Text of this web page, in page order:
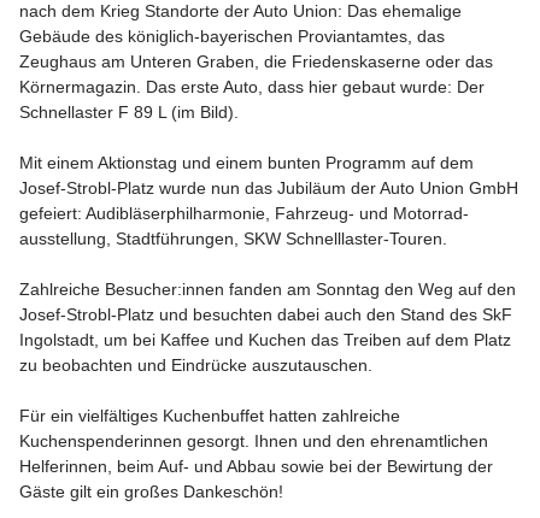
nach dem Krieg Standorte der Auto Union: Das ehemalige
Gebäude des königlich-bayerischen Proviantamtes, das
Zeughaus am Unteren Graben, die Friedenskaserne oder das
Körnermagazin. Das erste Auto, dass hier gebaut wurde: Der
Schnellaster F 89 L (im Bild).
Mit einem Aktionstag und einem bunten Programm auf dem
Josef-Strobl-Platz wurde nun das Jubiläum der Auto Union GmbH
gefeiert: Audibläserphilharmonie, Fahrzeug- und Motorrad-
ausstellung, Stadtführungen, SKW Schnelllaster-Touren.
Zahlreiche Besucher:innen fanden am Sonntag den Weg auf den
Josef-Strobl-Platz und besuchten dabei auch den Stand des SkF
Ingolstadt, um bei Kaffee und Kuchen das Treiben auf dem Platz
zu beobachten und Eindrücke auszutauschen.
Für ein vielfältiges Kuchenbuffet hatten zahlreiche
Kuchenspenderinnen gesorgt. Ihnen und den ehrenamtlichen
Helferinnen, beim Auf- und Abbau sowie bei der Bewirtung der
Gäste gilt ein großes Dankeschön!